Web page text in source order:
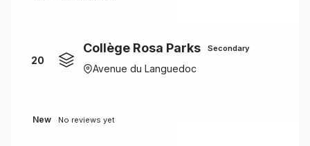
20
Collège Rosa Parks Secondary
Avenue du Languedoc
New No reviews yet